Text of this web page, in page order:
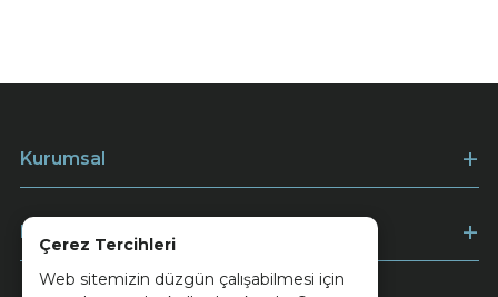
Çerez Tercihleri
Web sitemizin düzgün çalışabilmesi için
Kurumsal
Müşteri Hizmetleri